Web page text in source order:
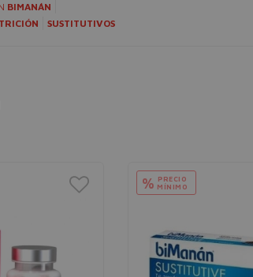
BIMANÁN
SUSTITUTIVOS
% PRECIO
MÍNIMO